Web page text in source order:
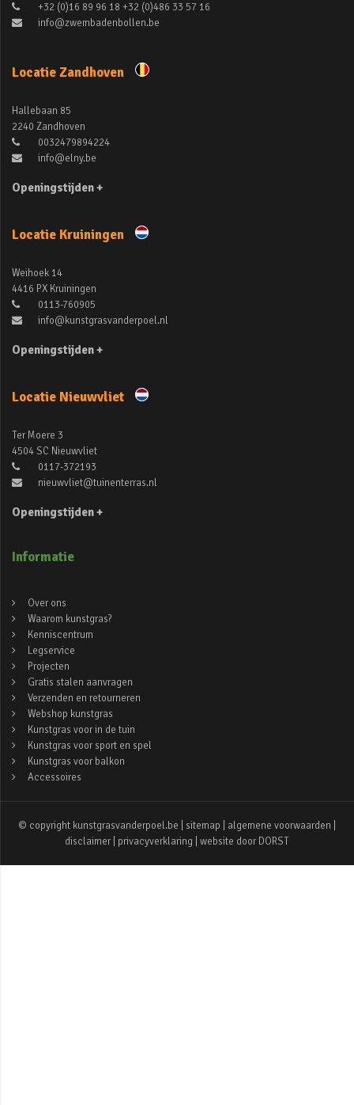
+32 (0)16 89 96 18 +32 (0)486 33 57 16
info@zwembadenbollen.be
Locatie Zandhoven
Hallebaan 85
2240 Zandhoven
0032479894224
info@elny.be
Openingstijden +
Locatie Kruiningen
Weihoek 14
4416 PX Kruiningen
0113-760905
info@kunstgrasvanderpoel.nl
Openingstijden +
Locatie Nieuwvliet
Ter Moere 3
4504 SC Nieuwvliet
0117-372193
nieuwvliet@tuinenterras.nl
Openingstijden +
Informatie
Over ons
Waarom kunstgras?
Kenniscentrum
Legservice
Projecten
Gratis stalen aanvragen
Verzenden en retourneren
Webshop kunstgras
Kunstgras voor in de tuin
Kunstgras voor sport en spel
Kunstgras voor balkon
Accessoires
© copyright kunstgrasvanderpoel.be | sitemap algemene voorwaarden
disclaimer
privacyverklaring | website door DORST